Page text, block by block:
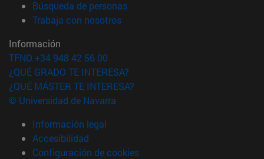
Búsqueda de personas(abre en nueva ventana)
Trabaja con nosotros(abre en nueva ventana)
Información
TFNO +34 948 42 56 00
¿QUÉ GRADO TE INTERESA?
¿QUÉ MÁSTER TE INTERESA?
© Universidad de Navarra
Información legal
Accesibilidad
Configuración de cookies